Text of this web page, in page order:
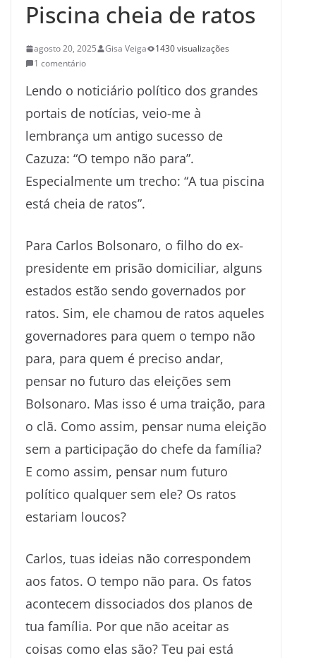
Piscina cheia de ratos
agosto 20, 2025 Gisa Veiga
1430 visualizações
1 comentário
Lendo o noticiário político dos grandes
portais de notícias, veio-me à
lembrança um antigo sucesso de
Cazuza: “O tempo não para”.
Especialmente um trecho: “A tua piscina
está cheia de ratos”.
Para Carlos Bolsonaro, o filho do ex-
presidente em prisão domiciliar, alguns
estados estão sendo governados por
ratos. Sim, ele chamou de ratos aqueles
governadores para quem o tempo não
para, para quem é preciso andar,
pensar no futuro das eleições sem
Bolsonaro. Mas isso é uma traição, para
o clã. Como assim, pensar numa eleição
sem a participação do chefe da família?
E como assim, pensar num futuro
político qualquer sem ele? Os ratos
estariam loucos?
Carlos, tuas ideias não correspondem
aos fatos. O tempo não para. Os fatos
acontecem dissociados dos planos de
tua família. Por que não aceitar as
coisas como elas são? Teu pai está